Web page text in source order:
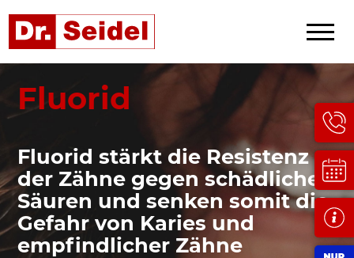
Fluorid
Fluorid stärkt die Resistenz
der Zähne gegen schädliche
Säuren und senken somit die
Gefahr von Karies und
empfindlicher Zähne